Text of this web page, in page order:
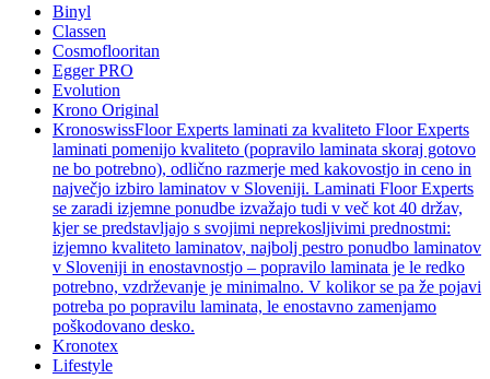
Binyl
Classen
Cosmoflooritan
Egger PRO
Evolution
Krono Original
KronoswissFloor Experts laminati za kvaliteto Floor Experts
laminati pomenijo kvaliteto (popravilo laminata skoraj gotovo
ne bo potrebno), odlično razmerje med kakovostjo in ceno in
največjo izbiro laminatov v Sloveniji. Laminati Floor Experts
se zaradi izjemne ponudbe izvažajo tudi v več kot 40 držav,
kjer se predstavljajo s svojimi neprekosljivimi prednostmi:
izjemno kvaliteto laminatov, najbolj pestro ponudbo laminatov
v Sloveniji in enostavnostjo – popravilo laminata je le redko
potrebno, vzdrževanje je minimalno. V kolikor se pa že pojavi
potreba po popravilu laminata, le enostavno zamenjamo
poškodovano desko.
Kronotex
Lifestyle